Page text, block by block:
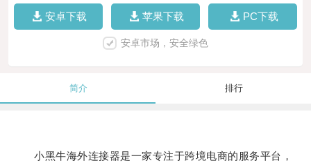
安卓下载 苹果下载 PC下载
安卓市场，安全绿色
简介 排行
小黑牛海外连接器是一家专注于跨境电商的服务平台，